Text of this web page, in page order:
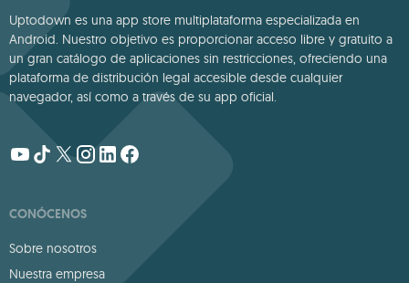
Uptodown es una app store multiplataforma especializada en
Android. Nuestro objetivo es proporcionar acceso libre y gratuito a
un gran catálogo de aplicaciones sin restricciones, ofreciendo una
plataforma de distribución legal accesible desde cualquier
navegador, así como a través de su app oficial.
CONÓCENOS
Sobre nosotros
Nuestra empresa